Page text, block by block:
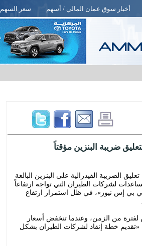
أخبار سوق عمان المالي / أسهم سعر السهم
ضريبة البنزين مؤقتاً
الضريبة الفيدرالية على البنزين البالغة
لشركات الطيران التي تواجه ارتفاعاً
بي إس نيوز»، في ظل استمرار ارتفاع
من الزمن، وعندما تنخفض أسعار
«تقديم خطة إنقاذ لشركات الطيران بشكل